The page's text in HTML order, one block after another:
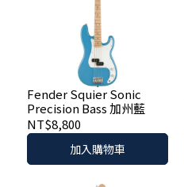
Fender Squier Sonic
Precision Bass 加州藍
NT$8,800
加入購物車